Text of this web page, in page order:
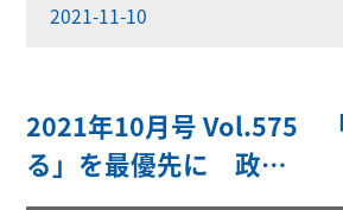
2021-11-10
2021年10月号 Vol.575
る」を最優先に 政…